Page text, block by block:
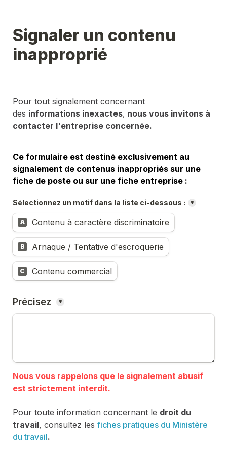
Signaler un contenu
inapproprié
Pour tout signalement concernant
des informations inexactes, nous vous invitons à
contacter l'entreprise concernée.
Ce formulaire est destiné exclusivement au
signalement de contenus inappropriés sur une
fiche de poste ou sur une fiche entreprise :
Sélectionnez un motif dans la liste ci-dessous : *
A Contenu à caractère discriminatoire
B Arnaque / Tentative d'escroquerie
C Contenu commercial
Précisez *
Nous vous rappelons que le signalement abusif
Pour toute information concernant le droit du
travail, consultez les fiches pratiques du Ministère
du travail